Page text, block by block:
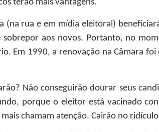
terão mais vantagens.
(na rua e em mídia eleitoral)
sobrepor aos novos. Portanto, no
Em 1990, a renovação na Câmara
Não conseguirão dourar seus
porque o eleitor está vacinado
chamam atenção. Cairão no